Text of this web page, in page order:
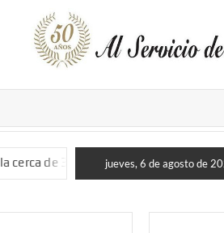
de 300 milímetros de lluvia este
jueves, 6 de agosto de